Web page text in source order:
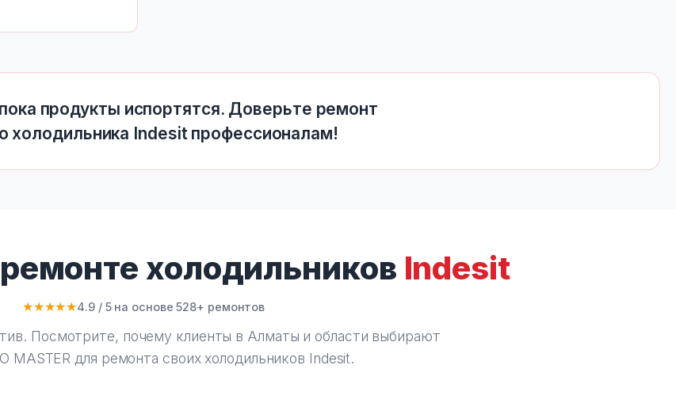
продукты испортятся. Доверьте ремонт
холодильника Indesit профессионалам!
холодильников Indesit
★★★★★4.9 / 5 на основе 528+ ремонтов
Посмотрите, почему клиенты в Алматы и области выбирают
MASTER для ремонта своих холодильников Indesit.